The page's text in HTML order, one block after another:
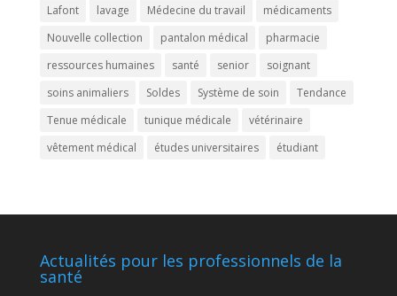
Lafont
lavage Médecine du travail
médicaments
Nouvelle collection
pantalon médical
pharmacie
ressources humaines
santé senior
soignant
soins animaliers
Soldes Système de soin
Tendance
Tenue médicale
tunique médicale
vétérinaire
vêtement médical
études universitaires étudiant
Actualités pour les professionnels de la
santé